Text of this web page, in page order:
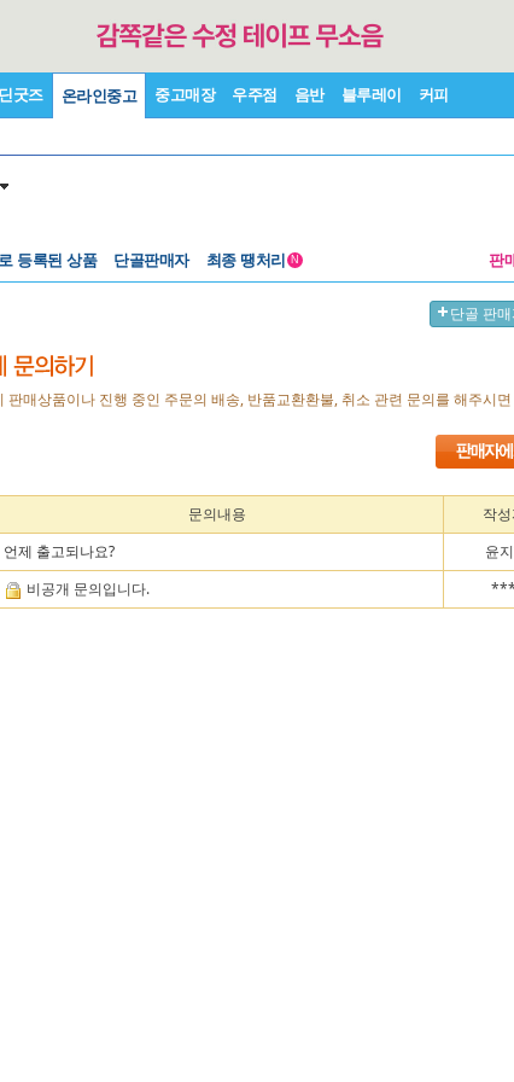
굿즈 온라인중고 중고매장 우주점 음반 블루레이 커피
등록된 상품 단골판매자 최종 땡처리 N 판
단골 판
판매상품이나 진행 중인 주문의 배송, 반품교환환불, 취소 관련 문의를 해주시
문의내용 작
언제 출고되나요? 윤
비공개 문의입니다. ***